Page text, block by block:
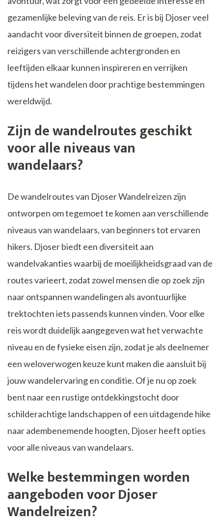
gezamenlijke beleving van de reis. Er is bij Djoser veel
aandacht voor diversiteit binnen de groepen, zodat
reizigers van verschillende achtergronden en
leeftijden elkaar kunnen inspireren en verrijken
tijdens het wandelen door prachtige bestemmingen
wereldwijd.
Zijn de wandelroutes geschikt
voor alle niveaus van
wandelaars?
De wandelroutes van Djoser Wandelreizen zijn
ontworpen om tegemoet te komen aan verschillende
niveaus van wandelaars, van beginners tot ervaren
hikers. Djoser biedt een diversiteit aan
wandelvakanties waarbij de moeilijkheidsgraad van de
routes varieert, zodat zowel mensen die op zoek zijn
naar ontspannen wandelingen als avontuurlijke
trektochten iets passends kunnen vinden. Voor elke
reis wordt duidelijk aangegeven wat het verwachte
niveau en de fysieke eisen zijn, zodat je als deelnemer
een weloverwogen keuze kunt maken die aansluit bij
jouw wandelervaring en conditie. Of je nu op zoek
bent naar een rustige ontdekkingstocht door
schilderachtige landschappen of een uitdagende hike
naar adembenemende hoogten, Djoser heeft opties
voor alle niveaus van wandelaars.
Welke bestemmingen worden
aangeboden voor Djoser
Wandelreizen?